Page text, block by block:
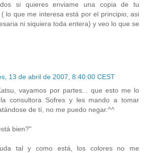
si quieres enviame una copia de tu
( lo que me interesa está por el principio, asi
ni siquiera toda entera) y veo lo que se
13 de abril de 2007, 8:40:00 CEST
vayamos por partes... que esto me lo
consultora Sofres y les mando a tomar
de tí, no me puedo negar.^^
bien?"
tal y como está, los colores no me